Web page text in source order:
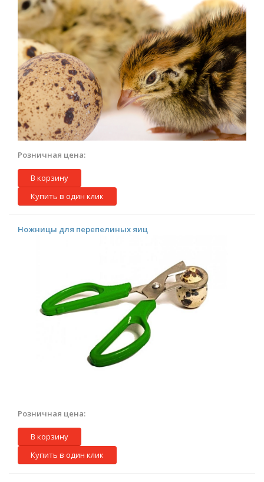
Розничная цена:
В корзину
Купить в один клик
Ножницы для перепелиных яиц
Розничная цена:
В корзину
Купить в один клик